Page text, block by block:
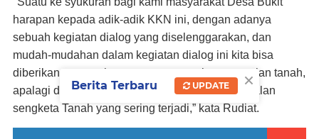
harapan kepada adik-adik KKN ini, dengan adanya
sebuah kegiatan dialog yang diselenggarakan, dan
mudah-mudahan dalam kegiatan dialog ini kita bisa
diberikan pencerahan tentang persoalan-persoalan tanah,
apalagi di Desa kita ini banyak persoalan-persoalan
sengketa Tanah yang sering terjadi,” kata Rudiat.
×
Berita Terbaru UPDATE